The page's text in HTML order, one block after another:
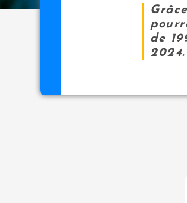
de
2024.